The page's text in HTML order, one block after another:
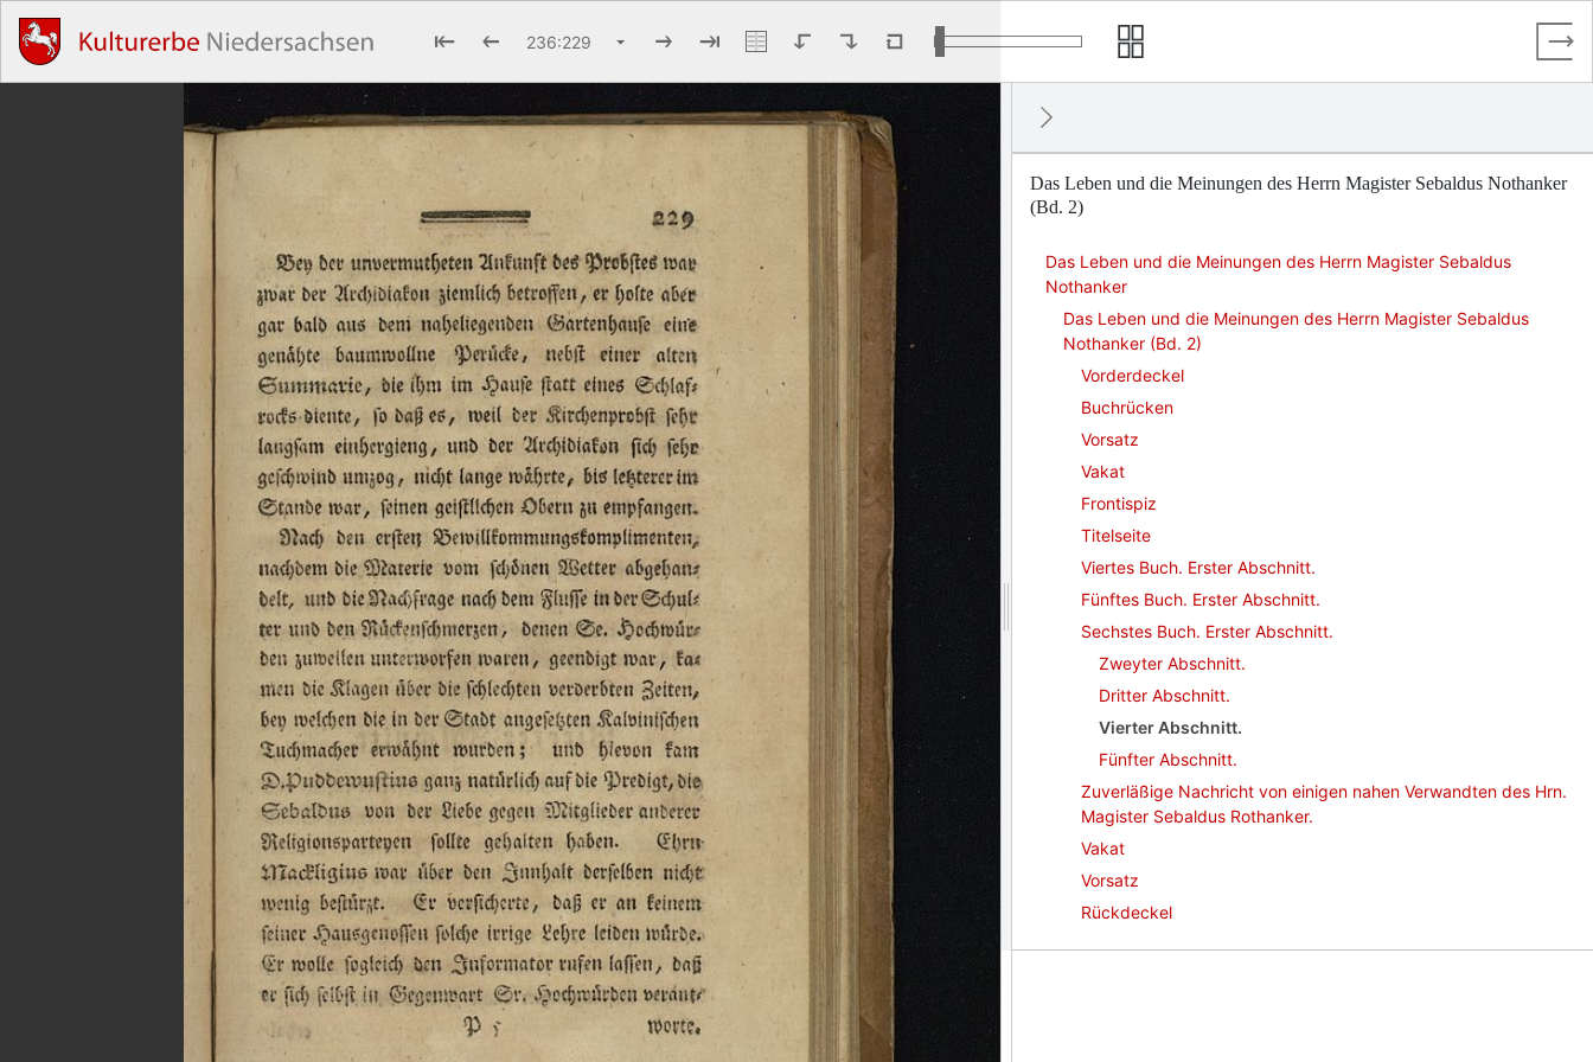
Das Leben und die Meinungen des Herrn Magister Sebaldus Nothanker
(Bd. 2)
Das Leben und die Meinungen des Herrn Magister Sebaldus
Nothanker
Das Leben und die Meinungen des Herrn Magister Sebaldus
Nothanker (Bd. 2)
Vorderdeckel
Buchrücken
Vorsatz
Vakat
Frontispiz
Titelseite
Viertes Buch. Erster Abschnitt.
Fünftes Buch. Erster Abschnitt.
Sechstes Buch. Erster Abschnitt.
Zweyter Abschnitt.
Dritter Abschnitt.
Vierter Abschnitt.
Fünfter Abschnitt.
Zuverläßige Nachricht von einigen nahen Verwandten des Hrn.
Magister Sebaldus Rothanker.
Vakat
Vorsatz
Rückdeckel